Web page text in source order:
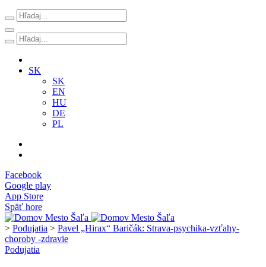
SK
SK
EN
HU
DE
PL
Facebook
Google play
App Store
Späť hore
> Podujatia > Pavel „Hirax“ Baričák: Strava-psychika-vzťahy-
choroby -zdravie
Podujatia